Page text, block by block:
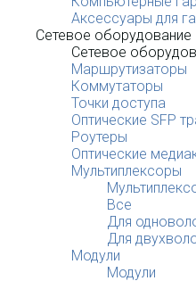
Аксессуары для
Сетевое оборудование
Сетевое
Маршрутизаторы
Коммутаторы
Точки доступа
Оптические SFP
Роутеры
Оптические
Мультиплексоры
Все
Для
Для
Модули
Модули